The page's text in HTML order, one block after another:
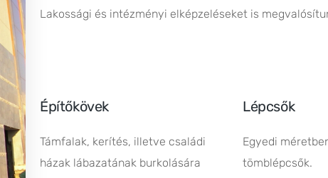
Lakossági és intézményi elképzeléseket is
Építőkövek
Támfalak, kerítés, illetve családi
házak lábazatának burkolására
Lépcsők
Egyedi
tömblépcsők.